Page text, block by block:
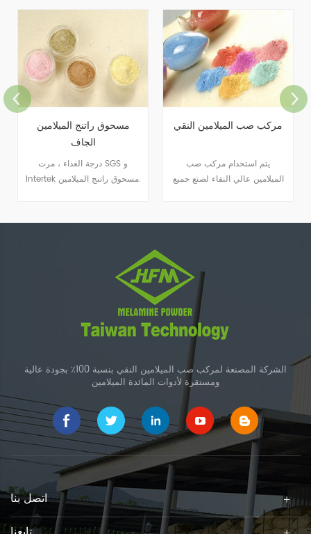
مسحوق راتنج الميلامين
الجاف
درجة الغذاء ، مرت SGS و
Intertek مسحوق راتنج الميلامين.
مركب صب الميلامين النقي
يتم استخدام مركب صب
الميلامين عالي النقاء لصنع جميع
الشركة المصنعة لمركب صب الميلامين النقي بنسبة 100٪ بجودة عالية
ومستقرة لأدوات المائدة الميلامين
اتصل بنا